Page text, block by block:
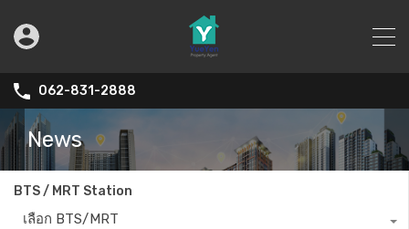
062-831-2888
News
BTS / MRT Station
เลือก BTS/MRT